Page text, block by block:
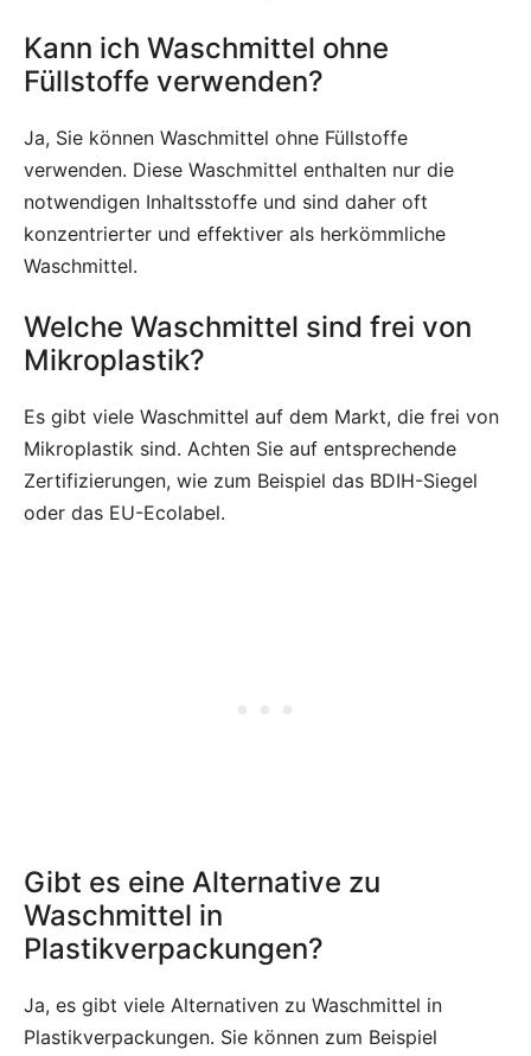
Kann ich Waschmittel ohne
Füllstoffe verwenden?
Ja, Sie können Waschmittel ohne Füllstoffe
verwenden. Diese Waschmittel enthalten nur die
notwendigen Inhaltsstoffe und sind daher oft
konzentrierter und effektiver als herkömmliche
Waschmittel.
Welche Waschmittel sind frei von
Mikroplastik?
Es gibt viele Waschmittel auf dem Markt, die frei von
Mikroplastik sind. Achten Sie auf entsprechende
Zertifizierungen, wie zum Beispiel das BDIH-Siegel
oder das EU-Ecolabel.
Gibt es eine Alternative zu
Waschmittel in
Plastikverpackungen?
Ja, es gibt viele Alternativen zu Waschmittel in
Plastikverpackungen. Sie können zum Beispiel